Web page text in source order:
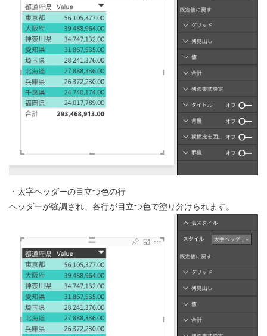
・太字ヘッダーの目立つ色の行
ヘッダーが強調され、各行が目立つ色で塗り分けられます。